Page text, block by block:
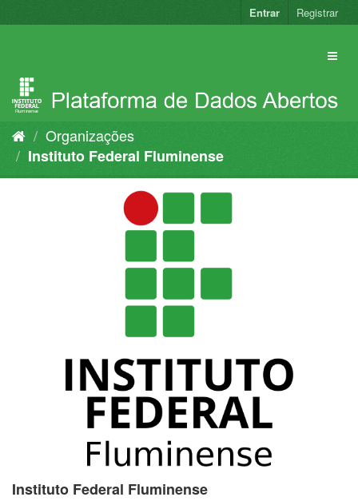
para
Entrar Registrar
Organizações
Instituto Federal Fluminense
Instituto Federal Fluminense